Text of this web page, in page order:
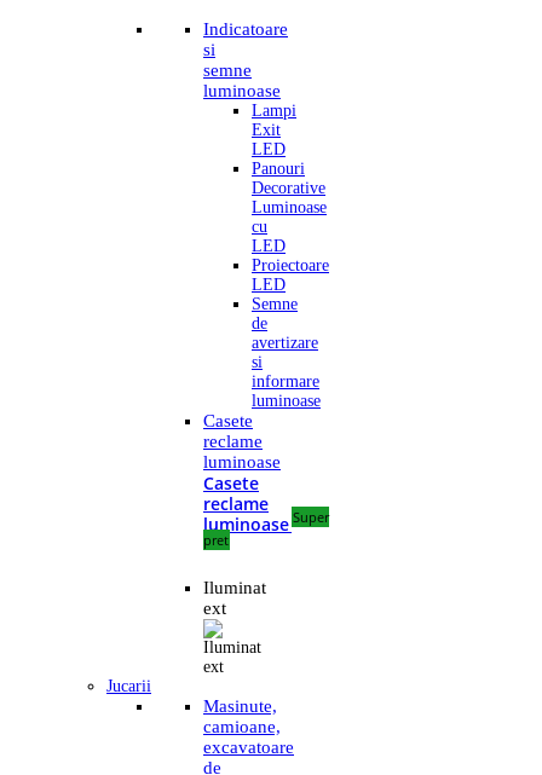
Indicatoare
si
semne
luminoase
Lampi
Exit
LED
Panouri
Decorative
Luminoase
cu
LED
Proiectoare
LED
Semne
de
avertizare
si
informare
luminoase
Casete
reclame
luminoase
Casete
reclame
luminoase Super
pret
Iluminat
ext
Jucarii
Masinute,
camioane,
excavatoare
de